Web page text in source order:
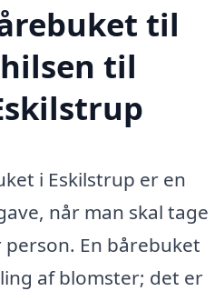
til
til
i Eskilstrup er en
når man skal tage
En bårebuket
af blomster; det er